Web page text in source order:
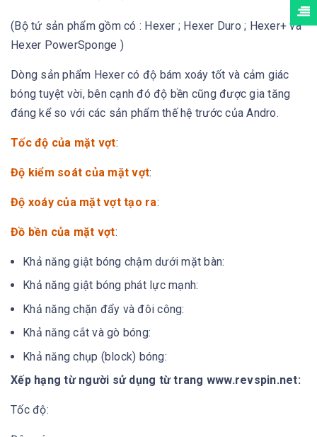
(Bộ tứ sản phẩm gồm có : Hexer ; Hexer Duro ; Hexer+ và
Hexer PowerSponge )
Dòng sản phẩm Hexer có độ bám xoáy tốt và cảm giác
bóng tuyệt vời, bên cạnh đó độ bền cũng được gia tăng
đáng kể so với các sản phẩm thế hệ trước của Andro.
Tốc độ của mặt vợt:
Độ kiểm soát của mặt vợt:
Độ xoáy của mặt vợt tạo ra:
Đồ bền của mặt vợt:
Khả năng giật bóng chậm dưới mặt bàn:
Khả năng giật bóng phát lực mạnh:
Khả năng chặn đẩy và đôi công:
Khả năng cắt và gò bóng:
Khả năng chụp (block) bóng:
Xếp hạng từ người sử dụng từ trang www.revspin.net:
Tốc độ: